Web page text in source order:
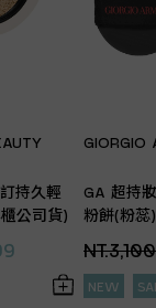
持久輕
公司貨)
GIORGIO
GA 超持
粉餅(粉蕊
NT.3,100
NEW